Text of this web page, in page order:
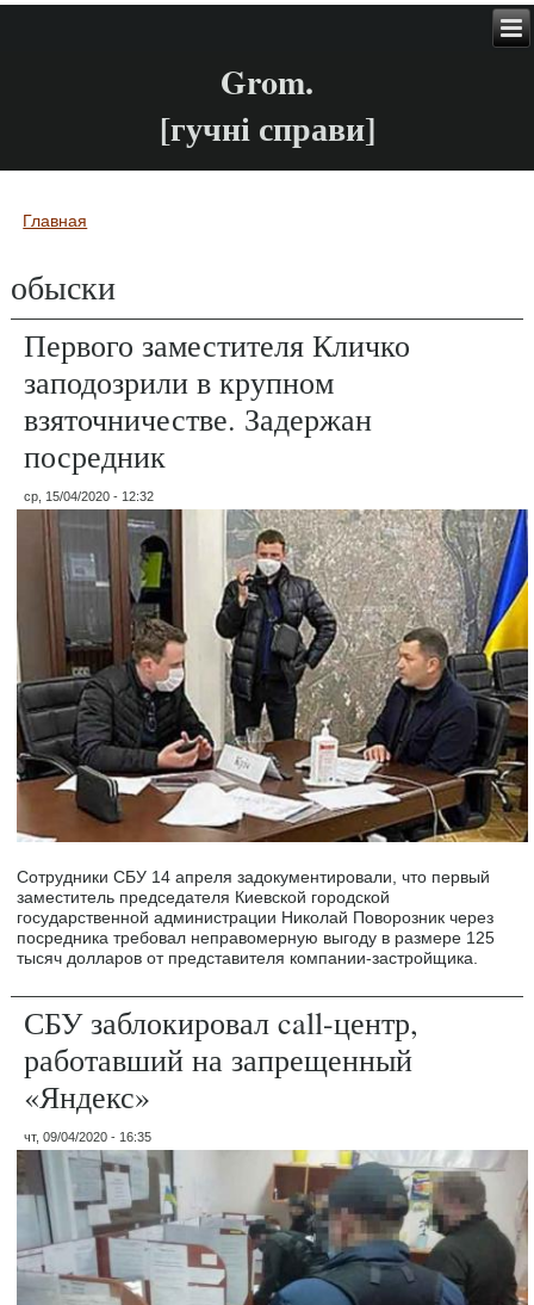
Grom.
[гучні справи]
Вы здесь
Главная
обыски
Первого заместителя Кличко
заподозрили в крупном
взяточничестве. Задержан
посредник
ср, 15/04/2020 - 12:32
Сотрудники СБУ 14 апреля задокументировали, что первый
заместитель председателя Киевской городской
государственной администрации Николай Поворозник через
посредника требовал неправомерную выгоду в размере 125
тысяч долларов от представителя компании-застройщика.
СБУ заблокировал call-центр,
работавший на запрещенный
«Яндекс»
чт, 09/04/2020 - 16:35